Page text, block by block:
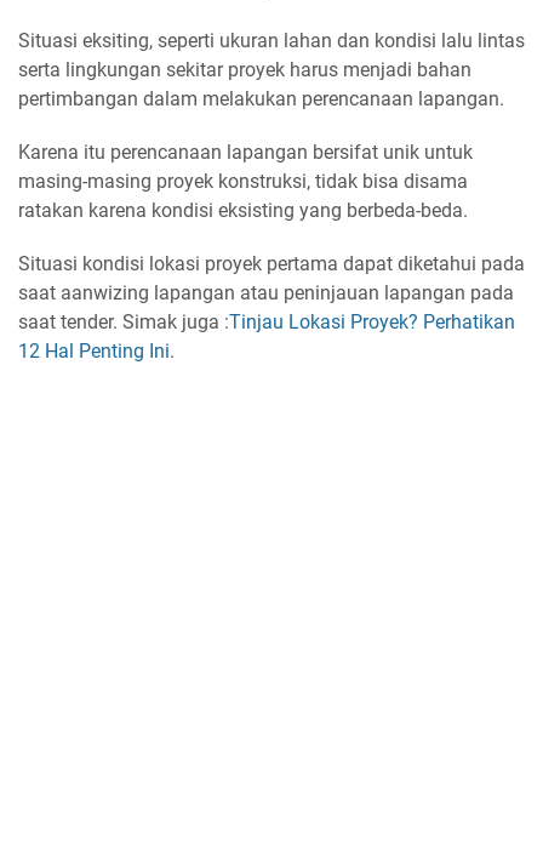
Situasi eksiting, seperti ukuran lahan dan kondisi lalu lintas
serta lingkungan sekitar proyek harus menjadi bahan
pertimbangan dalam melakukan perencanaan lapangan.
Karena itu perencanaan lapangan bersifat unik untuk
masing-masing proyek konstruksi, tidak bisa disama
ratakan karena kondisi eksisting yang berbeda-beda.
Situasi kondisi lokasi proyek pertama dapat diketahui pada
saat aanwizing lapangan atau peninjauan lapangan pada
saat tender. Simak juga :Tinjau Lokasi Proyek? Perhatikan
12 Hal Penting Ini.